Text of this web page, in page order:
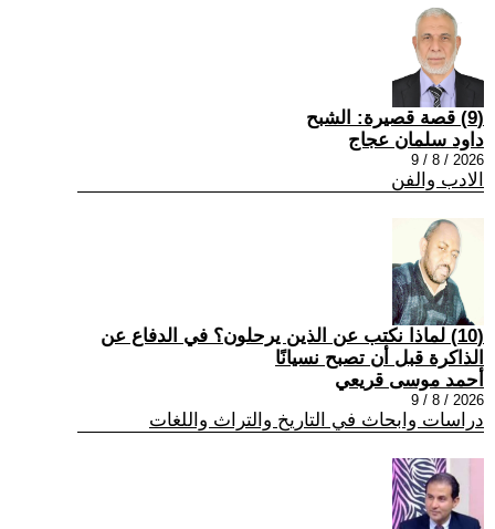
(9) قصة قصيرة: الشبح
داود سلمان عجاج
2026 / 8 / 9
الادب والفن
(10) لماذا نكتب عن الذين يرحلون؟ في الدفاع عن
الذاكرة قبل أن تصبح نسيانًا
أحمد موسى قريعي
2026 / 8 / 9
دراسات وابحاث في التاريخ والتراث واللغات